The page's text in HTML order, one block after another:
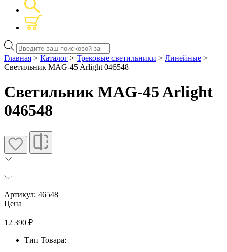
Поиск
товаров
Главная > Каталог > Трековые светильники > Линейные >
Светильник MAG-45 Arlight 046548
Светильник MAG-45 Arlight
046548
Артикул: 46548
Цена
12 390 ₽
Тип Товара: